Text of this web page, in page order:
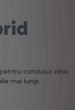
condusul zilnic
mai lungi.